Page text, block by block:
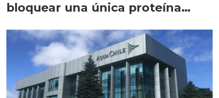
bloquear una única proteína